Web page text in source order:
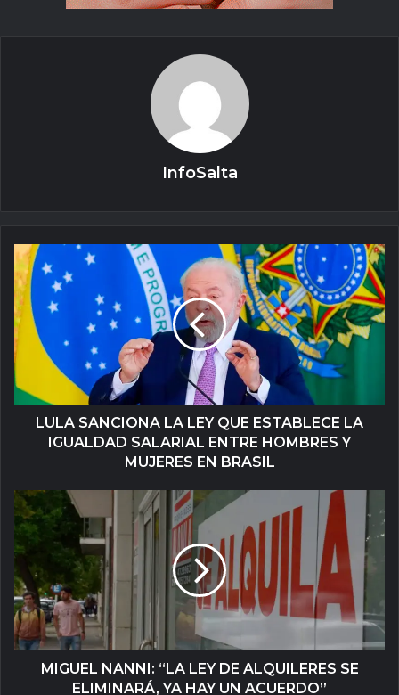
InfoSalta
LULA SANCIONA LA LEY QUE ESTABLECE LA
IGUALDAD SALARIAL ENTRE HOMBRES Y
MUJERES EN BRASIL
MIGUEL NANNI: “LA LEY DE ALQUILERES SE
ELIMINARÁ, YA HAY UN ACUERDO”